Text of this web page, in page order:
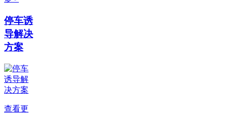
停车诱
导解决
方案
查看更